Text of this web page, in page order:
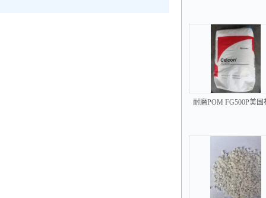
耐磨POM FG500P美国